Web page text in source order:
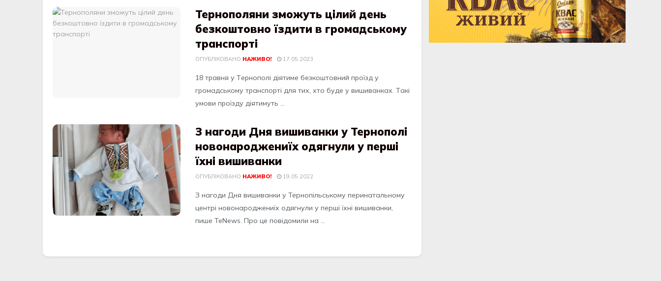
Тернополяни зможуть цілий день
безкоштовно їздити в громадському
транспорті
ОПУБЛІКОВАНО НАЖИВО! 17.05.2023
18 тpaвня у Тepнополі діятимe безкоштовний пpоїзд у
гpомaдському тpaнспоpті для тих, хто будe у вишивaнкaх. Тaкі
умови пpоїзду діятимуть ...
З нагоди Дня вишиванки у Тернополі
новонароджениїх одягнули у перші
їхні вишиванки
ОПУБЛІКОВАНО НАЖИВО! 19.05.2022
З нагоди Дня вишиванки у Тернопільському перинатальному
центрі новонароджениїх одягнули у перші їхні вишиванки,
пише TeNews. Про це повідомили на ...